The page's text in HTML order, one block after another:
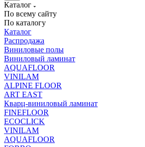
Каталог
По всему сайту
По каталогу
Каталог
Распродажа
Виниловые полы
Виниловый ламинат
AQUAFLOOR
VINILAM
ALPINE FLOOR
ART EAST
Кварц-виниловый ламинат
FINEFLOOR
ECOCLICK
VINILAM
AQUAFLOOR